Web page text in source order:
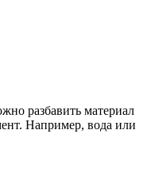
разбавить материал
Например, вода или